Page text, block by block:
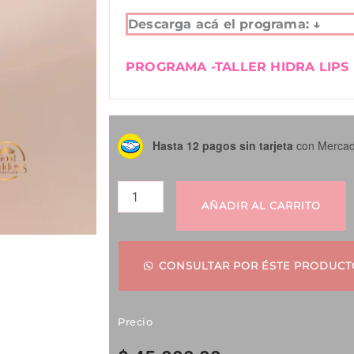
Descarga acá el programa: ↓
PROGRAMA -TALLER HIDRA LIPS
Hasta 12 pagos sin tarjeta con
Taller
HYDRA
AÑADIR AL CARRITO
CONSULTAR POR ÉSTE
Precio